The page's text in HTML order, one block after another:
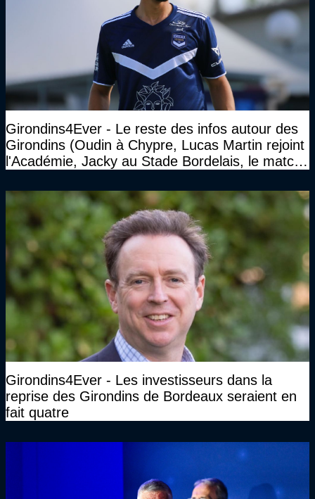
Girondins4Ever - Le reste des infos autour des
Girondins (Oudin à Chypre, Lucas Martin rejoint
l'Académie, Jacky au Stade Bordelais, le match
Girondins4Ever - Les investisseurs dans la
reprise des Girondins de Bordeaux seraient en
fait quatre